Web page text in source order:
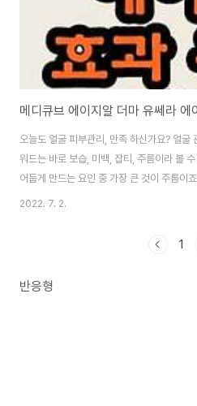
오늘도 얼굴 피부관리, 만족 하신가요? 얼굴
워드는 바로 보습, 미백, 잡티, 주름이라 볼
어둡게 만드는 요인 중 가장 큰 것이 주름이
마사지를 받거나, 기능성 화장품을 바르고,
서도 편하게 할 수있다는 홈에스테틱 미용
요. 김희선씨가 전속모델이라 때론 김희선 피
2022. 7. 2.
1
반응형